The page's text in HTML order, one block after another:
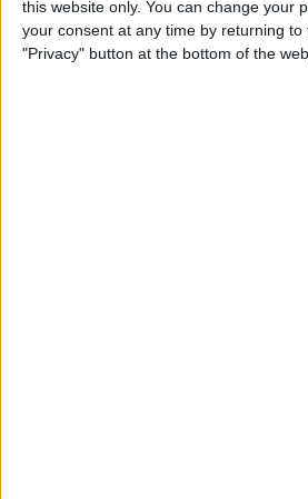
this website only. You can change your
your consent at any time by returning
"Privacy" button at the bottom of the